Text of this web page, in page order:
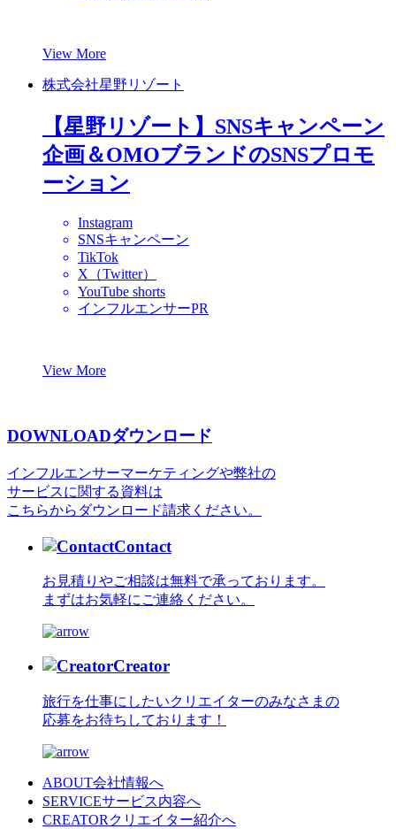
View More
株式会社星野リゾート
【星野リゾート】SNSキャンペーン
企画＆OMOブランドのSNSプロモ
ーション
Instagram
SNSキャンペーン
TikTok
X（Twitter）
YouTube shorts
インフルエンサーPR
View More
DOWNLOADダウンロード
インフルエンサーマーケティングや弊社の
サービスに関する資料は
こちらからダウンロード請求ください。
Contact
お見積りやご相談は無料で承っております。
まずはお気軽にご連絡ください。
Creator
旅行を仕事にしたいクリエイターのみなさまの
応募をお待ちしております！
ABOUT会社情報へ
SERVICEサービス内容へ
CREATOR クリエイター紹介へ